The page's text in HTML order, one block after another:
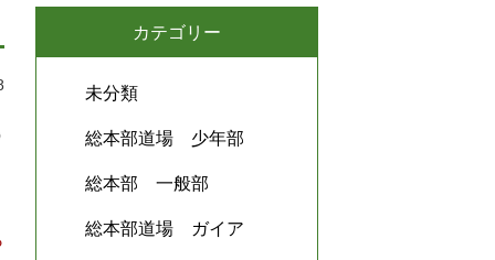
カテゴリー
未分類
総本部道場 少年部
総本部 一般部
総本部道場 ガイア